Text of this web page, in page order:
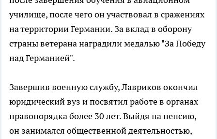
училище, после чего он участвовал в сражениях
на территории Германии. За вклад в оборону
страны ветерана наградили медалью "За Победу
над Германией".
Завершив военную службу, Лавриков окончил
юридический вуз и посвятил работе в органах
правопорядка более 30 лет. Выйдя на пенсию,
он занимался общественной деятельностью,